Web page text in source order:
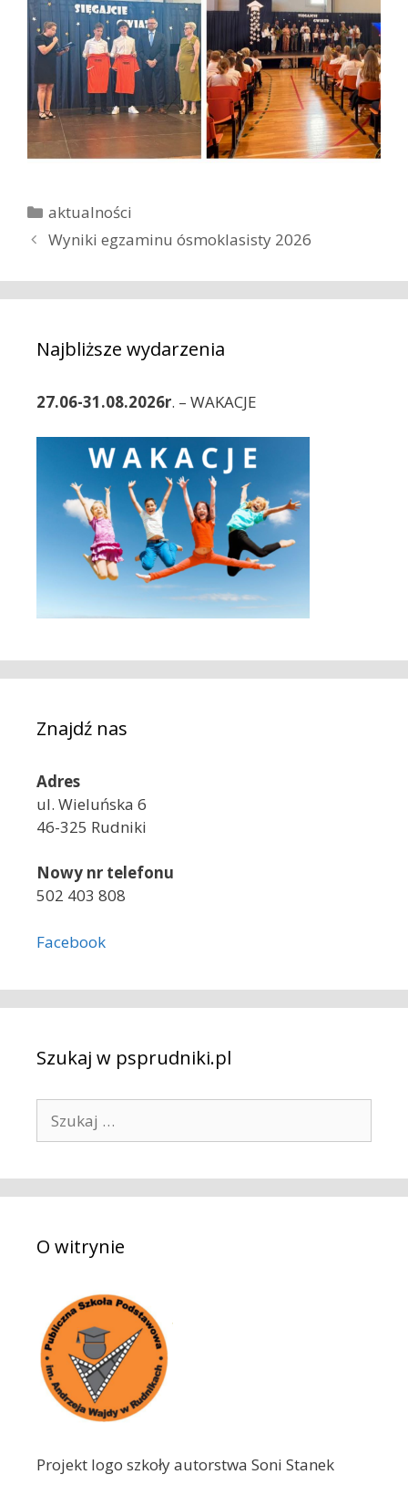
K
a
e
g
r
e
aktualności
Z
b
a
Wyniki egzaminu ósmoklasisty 2026
Najbliższe wydarzenia
27.06-31.08.2026r. – WAKACJE
Znajdź nas
Adres
ul. Wieluńska 6
46-325 Rudniki
Nowy nr telefonu
502 403 808
Facebook
Szukaj w psprudniki.pl
k
a
:O witrynie
Projekt logo szkoły autorstwa Soni Stanek